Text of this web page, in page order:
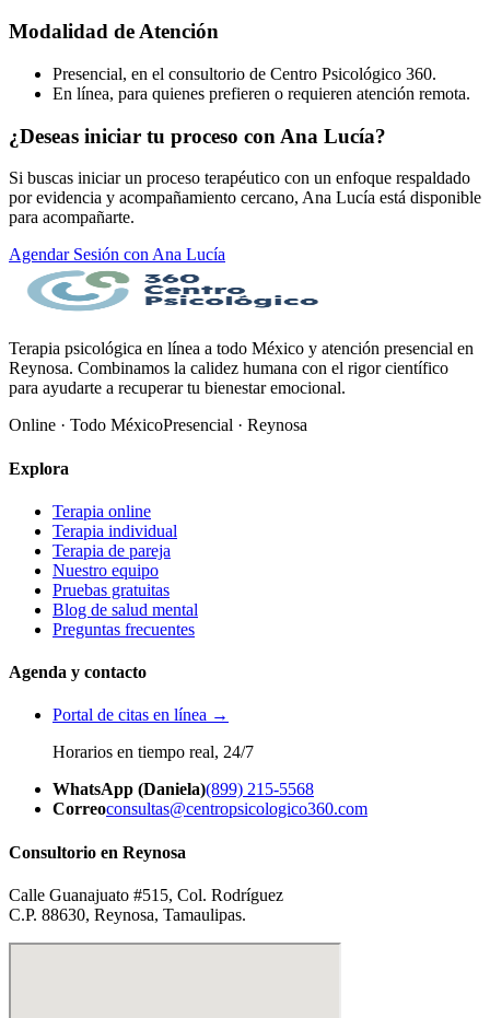
Modalidad de Atención
Presencial, en el consultorio de Centro Psicológico 360.
En línea, para quienes prefieren o requieren atención remota.
¿Deseas iniciar tu proceso con Ana Lucía?
Si buscas iniciar un proceso terapéutico con un enfoque respaldado
por evidencia y acompañamiento cercano, Ana Lucía está disponible
para acompañarte.
Agendar Sesión con Ana Lucía
Terapia psicológica en línea a todo México y atención presencial en
Reynosa. Combinamos la calidez humana con el rigor científico
para ayudarte a recuperar tu bienestar emocional.
Online · Todo MéxicoPresencial · Reynosa
Explora
Terapia online
Terapia individual
Terapia de pareja
Nuestro equipo
Pruebas gratuitas
Blog de salud mental
Preguntas frecuentes
Agenda y contacto
Portal de citas en línea →
Horarios en tiempo real, 24/7
WhatsApp (Daniela)(899) 215-5568
Correoconsultas@centropsicologico360.com
Consultorio en Reynosa
Calle Guanajuato #515, Col. Rodríguez
C.P. 88630, Reynosa, Tamaulipas.